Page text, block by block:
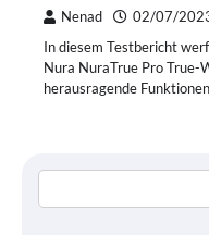
Nenad 02/07/
In diesem Testbericht
Nura NuraTrue Pro True-
herausragende